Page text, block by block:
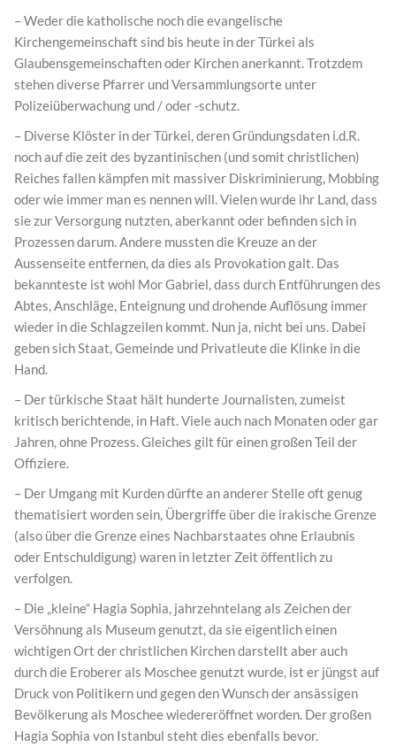
– Weder die katholische noch die evangelische
Kirchengemeinschaft sind bis heute in der Türkei als
Glaubensgemeinschaften oder Kirchen anerkannt. Trotzdem
stehen diverse Pfarrer und Versammlungsorte unter
Polizeiüberwachung und / oder -schutz.
– Diverse Klöster in der Türkei, deren Gründungsdaten i.d.R.
noch auf die zeit des byzantinischen (und somit christlichen)
Reiches fallen kämpfen mit massiver Diskriminierung, Mobbing
oder wie immer man es nennen will. Vielen wurde ihr Land, dass
sie zur Versorgung nutzten, aberkannt oder befinden sich in
Prozessen darum. Andere mussten die Kreuze an der
Aussenseite entfernen, da dies als Provokation galt. Das
bekannteste ist wohl Mor Gabriel, dass durch Entführungen des
Abtes, Anschläge, Enteignung und drohende Auflösung immer
wieder in die Schlagzeilen kommt. Nun ja, nicht bei uns. Dabei
geben sich Staat, Gemeinde und Privatleute die Klinke in die
Hand.
– Der türkische Staat hält hunderte Journalisten, zumeist
kritisch berichtende, in Haft. Viele auch nach Monaten oder gar
Jahren, ohne Prozess. Gleiches gilt für einen großen Teil der
Offiziere.
– Der Umgang mit Kurden dürfte an anderer Stelle oft genug
thematisiert worden sein, Übergriffe über die irakische Grenze
(also über die Grenze eines Nachbarstaates ohne Erlaubnis
oder Entschuldigung) waren in letzter Zeit öffentlich zu
verfolgen.
– Die „kleine“ Hagia Sophia, jahrzehntelang als Zeichen der
Versöhnung als Museum genutzt, da sie eigentlich einen
wichtigen Ort der christlichen Kirchen darstellt aber auch
durch die Eroberer als Moschee genutzt wurde, ist er jüngst auf
Druck von Politikern und gegen den Wunsch der ansässigen
Bevölkerung als Moschee wiedereröffnet worden. Der großen
Hagia Sophia von Istanbul steht dies ebenfalls bevor.